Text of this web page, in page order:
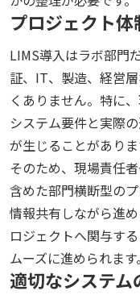
プロジェクト
LIMS導入はラボ部門
証、IT、製造、経営
くありません。特に
システム要件と実際
が生じることがありま
そのため、現場責任
含めた部門横断型の
情報共有しながら進
ロジェクトへ関与す
ムーズに進められます。
適切なシステム